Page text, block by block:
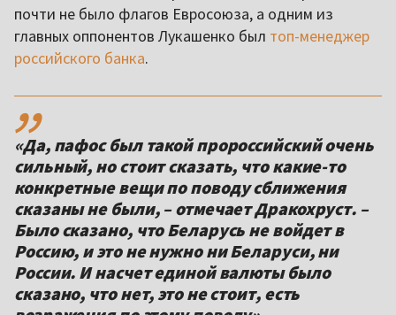
почти не было флагов Евросоюза, а одним из
главных оппонентов Лукашенко был топ-менеджер
российского банка.
,,
«Да, пафос был такой пророссийский очень
сильный, но стоит сказать, что какие-то
конкретные вещи по поводу сближения
сказаны не были, – отмечает Дракохруст. –
Было сказано, что Беларусь не войдет в
Россию, и это не нужно ни Беларуси, ни
России. И насчет единой валюты было
сказано, что нет, это не стоит, есть